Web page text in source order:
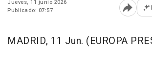
Jueves, 11 junio 2026
Publicado: 07:57
Abrir
MADRID, 11 Jun. (EUROPA